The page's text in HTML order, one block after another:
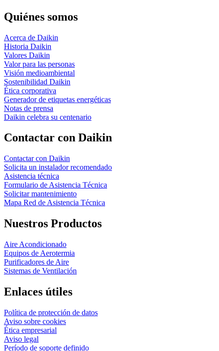
Quiénes somos
Acerca de Daikin
Historia Daikin
Valores Daikin
Valor para las personas
Visión medioambiental
Sostenibilidad Daikin
Ética corporativa
Generador de etiquetas energéticas
Notas de prensa
Daikin celebra su centenario
Contactar con Daikin
Contactar con Daikin
Solicita un instalador recomendado
Asistencia técnica
Formulario de Asistencia Técnica
Solicitar mantenimiento
Mapa Red de Asistencia Técnica
Nuestros Productos
Aire Acondicionado
Equipos de Aerotermia
Purificadores de Aire
Sistemas de Ventilación
Enlaces útiles
Política de protección de datos
Aviso sobre cookies
Ética empresarial
Aviso legal
Período de soporte definido